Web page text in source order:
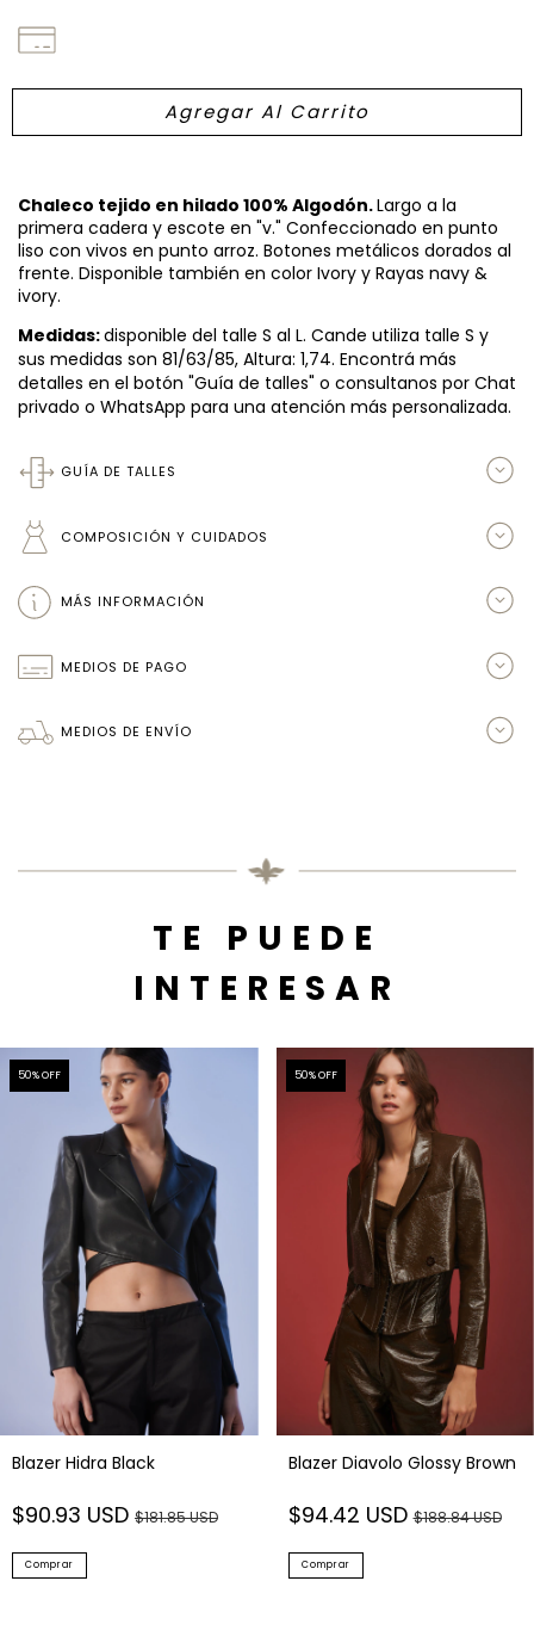
Chaleco tejido en hilado 100% Algodón.Largo a la
primera cadera y escote en "v." Confeccionado en punto
liso con vivos en punto arroz. Botones metálicos dorados al
frente. Disponible también en color Ivory y Rayas navy &
ivory.
Medidas:disponible del talle S al L. Cande utiliza talle S y
sus medidas son 81/63/85, Altura: 1,74. Encontrá más
detalles en el botón "Guía de talles" o consultanos por Chat
privado o WhatsApp para una atención más personalizada.
GUÍA DE TALLES
COMPOSICIÓN Y CUIDADOS
MÁS INFORMACIÓN
MEDIOS DE PAGO
MEDIOS DE ENVÍO
TE PUEDE
INTERESAR
50% OFF
Blazer Hidra Black
$90.93 USD $181.85 USD
Comprar
50% OFF
Blazer Diavolo Glossy Brown
$94.42 USD$188.84 USD
Comprar